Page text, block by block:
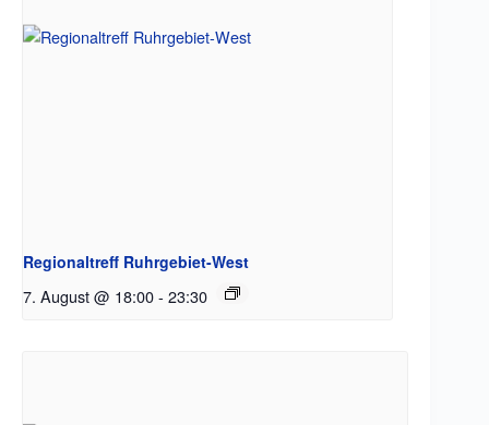
Regionaltreff Ruhrgebiet-West
7. August @ 18:00- 23:30